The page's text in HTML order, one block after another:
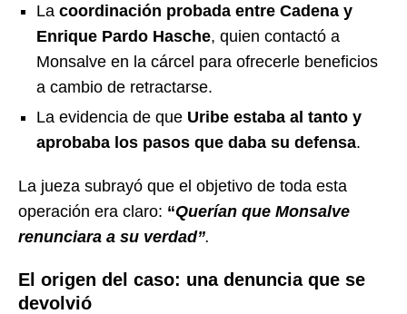
La coordinación probada entre Cadena y
Enrique Pardo Hasche, quien contactó a
Monsalve en la cárcel para ofrecerle beneficios
a cambio de retractarse.
La evidencia de que Uribe estaba al tanto y
aprobaba los pasos que daba su defensa.
La jueza subrayó que el objetivo de toda esta
operación era claro: “Querían que Monsalve
renunciara a su verdad”.
El origen del caso: una denuncia que se
devolvió